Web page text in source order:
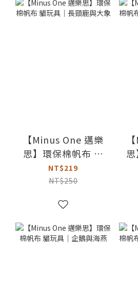
【Minus One 邁樂
思】環保棉帆布 貓
玩具｜長頸鹿與大
象
NT$219
NT$250